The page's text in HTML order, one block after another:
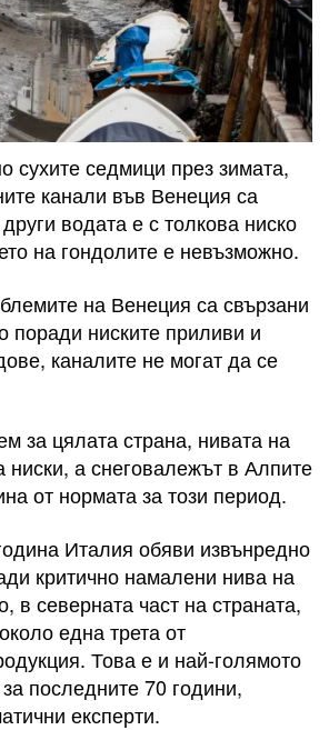
сухите седмици през зимата,
канали във Венеция са
водата е с толкова ниско
на гондолите е невъзможно.
на Венеция са свързани
поради ниските приливи и
каналите не могат да се
за цялата страна, нивата на
ниски, а снеговалежът в Алпите
от нормата за този период.
Италия обяви извънредно
критично намалени нива на
в северната част на страната,
една трета от
Това е и най-голямото
последните 70 години,
експерти.